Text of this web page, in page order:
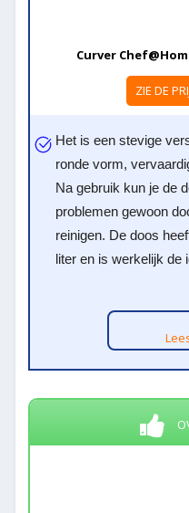
Curver
ZIE DE
Het is een stevige
ronde vorm,
Na gebruik kun je de
problemen gewoon
reinigen. De doos
liter en is werkelijk de